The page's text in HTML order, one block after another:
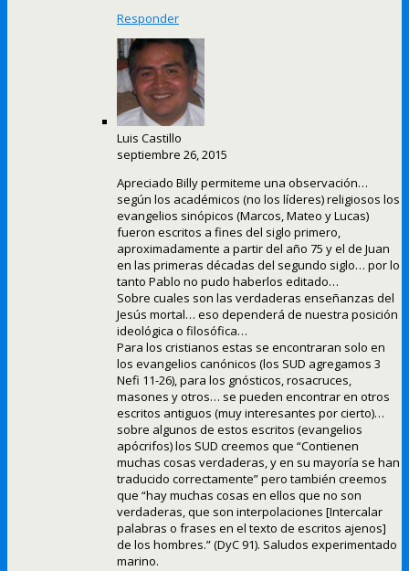
Responder
Luis Castillo
septiembre 26, 2015
Apreciado Billy permiteme una observación…
según los académicos (no los líderes) religiosos los
evangelios sinópicos (Marcos, Mateo y Lucas)
fueron escritos a fines del siglo primero,
aproximadamente a partir del año 75 y el de Juan
en las primeras décadas del segundo siglo… por lo
tanto Pablo no pudo haberlos editado…
Sobre cuales son las verdaderas enseñanzas del
Jesús mortal… eso dependerá de nuestra posición
ideológica o filosófica…
Para los cristianos estas se encontraran solo en
los evangelios canónicos (los SUD agregamos 3
Nefi 11-26), para los gnósticos, rosacruces,
masones y otros… se pueden encontrar en otros
escritos antiguos (muy interesantes por cierto)…
sobre algunos de estos escritos (evangelios
apócrifos) los SUD creemos que “Contienen
muchas cosas verdaderas, y en su mayoría se han
traducido correctamente” pero también creemos
que “hay muchas cosas en ellos que no son
verdaderas, que son interpolaciones [Intercalar
palabras o frases en el texto de escritos ajenos]
de los hombres.” (DyC 91). Saludos experimentado
marino.